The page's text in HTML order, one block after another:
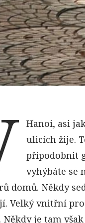
Hanoi, asi
ulicích žije.
připodobnit
vyhýbáte se
domů. Někdy
Velký vnitřní
Někdy je tam